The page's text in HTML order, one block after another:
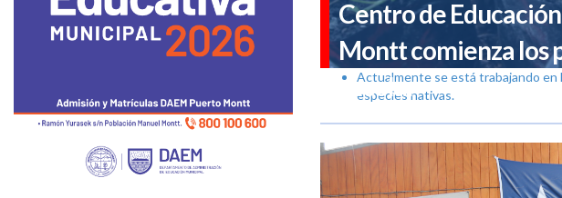
Centro de
Montt comienza los
escolar
Actualmente se está trabajando en
especies nativas.